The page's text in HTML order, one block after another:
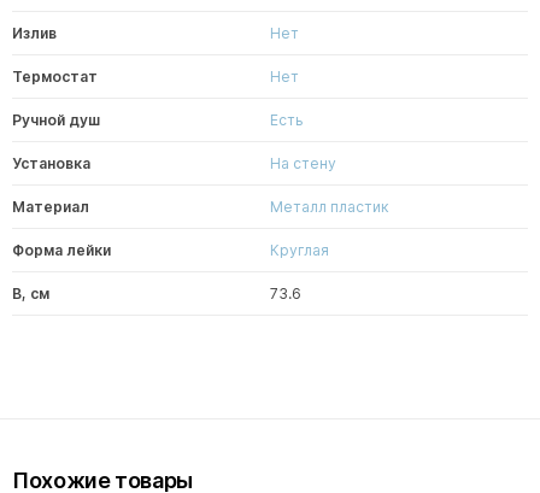
Излив Нет
Термостат Нет
Ручной душ Есть
Установка На стену
Материал Металл пластик
Форма лейки Круглая
В, см 73.6
Похожие товары